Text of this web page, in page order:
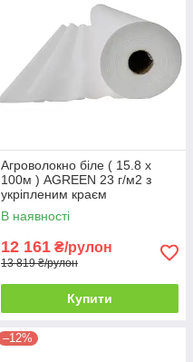
Агроволокно біле ( 15.8 х
100м ) AGREEN 23 г/м2 з
укріпленим краєм
В наявності
12 161 ₴/рулон
13 819 ₴/рулон
Купити
–12%